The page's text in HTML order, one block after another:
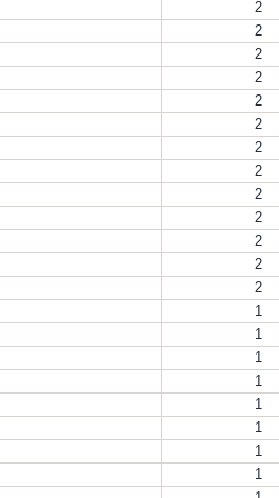
2
2
2
2
2
2
2
2
2
2
2
2
2
1
1
1
1
1
1
1
1